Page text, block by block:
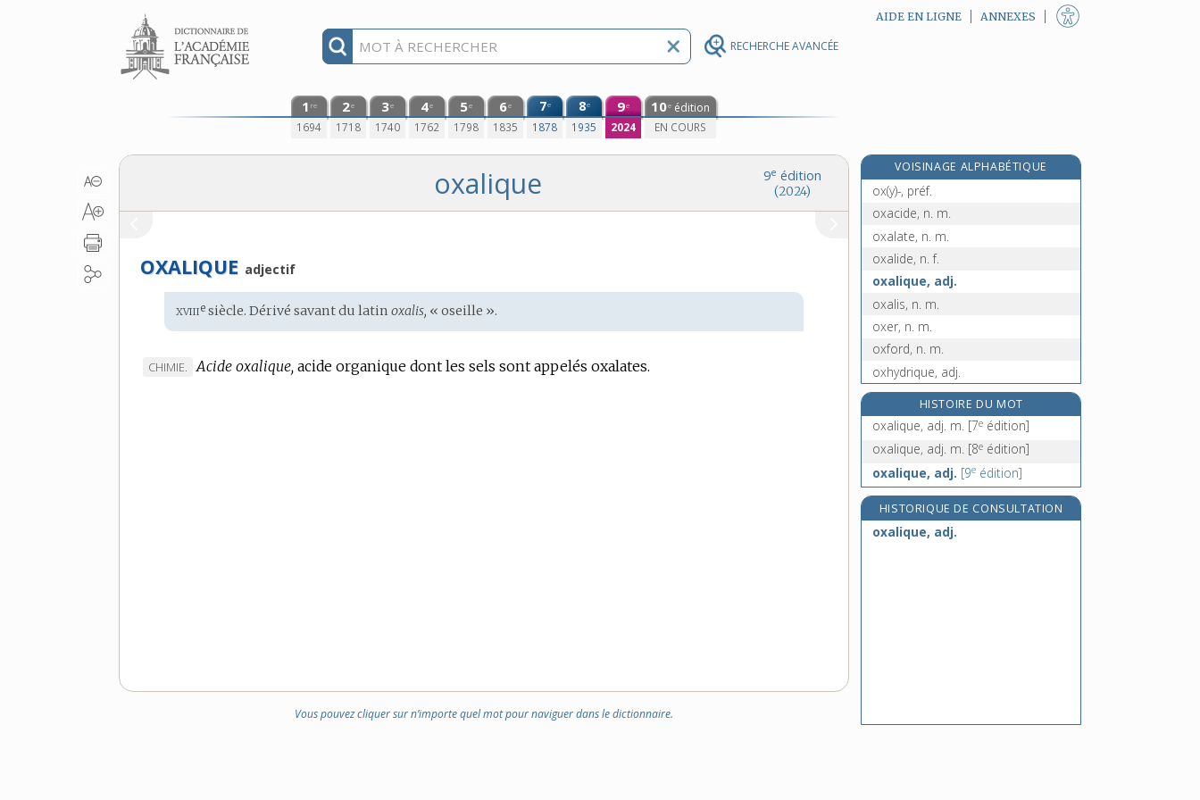
RECHERCHE AVANCÉE
Aller au contenu AIDE EN LIGNE ANNEXES
1 re
1694
2e
1718
3e
1740
4e
1762
5e
1798
6e
1835
7e
1878
8e
1935
9e
2024
10e édition
EN COURS
9e édition
(2024)
oxalique
OXALIQUE adjectif
Étymologie
:
xviiie siècle. Dérivé savant dulatin oxalis, « oseille ».
MARQUE
CHIMIE. Acide oxalique, acide organique dont les sels sont appelés oxalates.
Vous pouvez cliquer sur n’importe quel mot pour naviguer dans le dictionnaire.
VOISINAGE ALPHABÉTIQUE
ovuler, v. intr.
ox(y)-, préf.
oxacide, n. m.
oxalate, n. m.
oxalide, n. f.
oxalique, adj.
oxalis, n. m.
oxer, n. m.
oxford, n. m.
oxhydrique, adj.
oxyacétylénique, adj.
oxyacide, n. m.
oxychlorure, n. m.
oxycoupage, n. m.
HISTOIRE DU MOT
oxalique, adj. m. [7e édition]
oxalique, adj. m. [8e édition]
oxalique, adj. [9e édition]
HISTORIQUE DE CONSULTATION
oxalique, adj.